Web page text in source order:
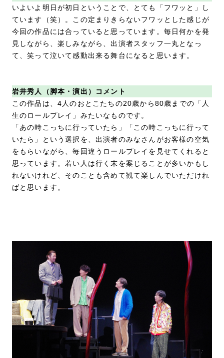
いよいよ明日が初日ということで、とても「フワッと」し
ています（笑）。この定まりきらないフワッとした感じが
今回の作品には合っていると思っています。毎日何かを発
見しながら、楽しみながら、出演者スタッフ一丸となっ
て、笑って泣いて感動出来る舞台になると思います。
岩井秀人（脚本・演出）コメント
この作品は、4人のおとこたちの20歳から80歳までの「人
生のロールプレイ」みたいなものです。
「あの時こっちに行っていたら」「この時こっちに行って
いたら」という選択を、出演者のみなさんがお客様の空気
をもらいながら、毎回違うロールプレイを見せてくれると
思っています。若い人は行く末を案じることが多いかもし
れないけれど、そのことも含めて観て楽しんでいただけれ
ばと思います。